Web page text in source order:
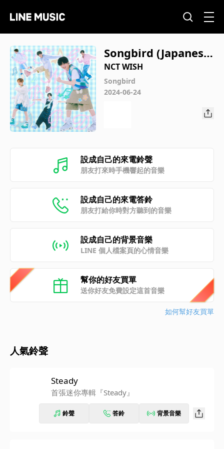
Songbird (Japanese
Ver.)
NCT WISH
Songbird
2024-06-24
設成自己的來電鈴聲
朋友打來時手機響起的音樂
設成自己的來電答鈴
朋友打給你時對方聽到的音樂
設成自己的背景音樂
LINE 個人檔案頁的心情音樂
幫你的好友買單
送你好友免費設定這首音樂
如何幫好友買單
人氣鈴聲
Steady
首張迷你專輯『Steady』
鈴聲 答鈴 背景音樂